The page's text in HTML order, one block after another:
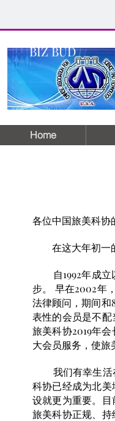
BIZ BUD
Home
各位中国旅美科协
在这大年初一的
自1992年成立
步。 早在2002年
法律顾问，期间和
表性的会员是不
旅美科协2019年
大会员服务，使旅
我们有幸生活在
科协已经成为北
设就更为重要。
旅美科协正规、